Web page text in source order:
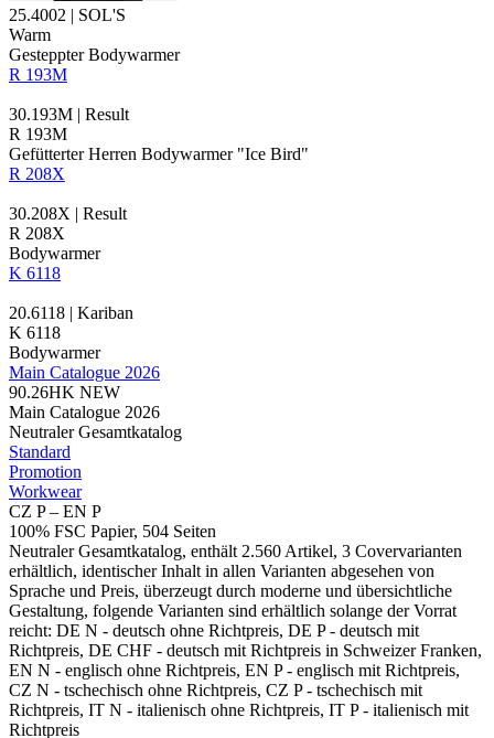
25.4002 | SOL'S
Warm
Gesteppter Bodywarmer
R 193M
30.193M | Result
R 193M
Gefütterter Herren Bodywarmer "Ice Bird"
R 208X
30.208X | Result
R 208X
Bodywarmer
K 6118
20.6118 | Kariban
K 6118
Bodywarmer
Main Catalogue 2026
90.26HK NEW
Main Catalogue 2026
Neutraler Gesamtkatalog
Standard
Promotion
Workwear
CZ P – EN P
100% FSC Papier, 504 Seiten
Neutraler Gesamtkatalog, enthält 2.560 Artikel, 3 Covervarianten
erhältlich, identischer Inhalt in allen Varianten abgesehen von
Sprache und Preis, überzeugt durch moderne und übersichtliche
Gestaltung, folgende Varianten sind erhältlich solange der Vorrat
reicht: DE N - deutsch ohne Richtpreis, DE P - deutsch mit
Richtpreis, DE CHF - deutsch mit Richtpreis in Schweizer Franken,
EN N - englisch ohne Richtpreis, EN P - englisch mit Richtpreis,
CZ N - tschechisch ohne Richtpreis, CZ P - tschechisch mit
Richtpreis, IT N - italienisch ohne Richtpreis, IT P - italienisch mit
Richtpreis